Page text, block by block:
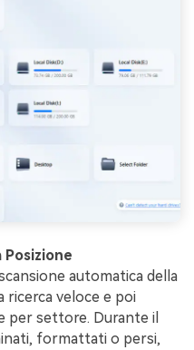
Posizione
automatica della
ricerca veloce e poi
per settore. Durante il
formattati o persi,